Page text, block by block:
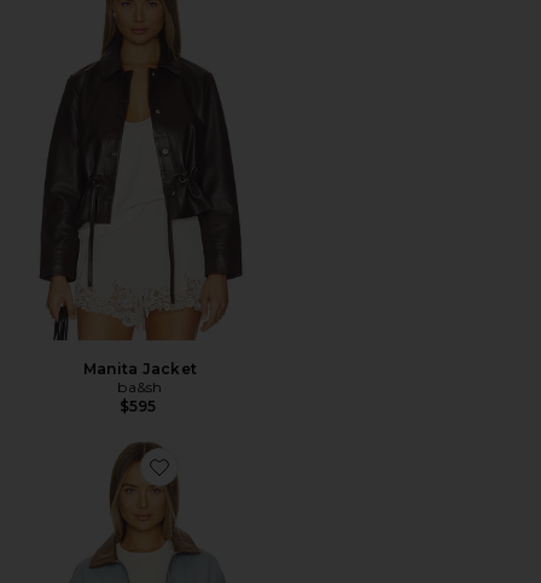
Manita Jacket
ba&sh
$595
Favorite Coop Denim Jacket